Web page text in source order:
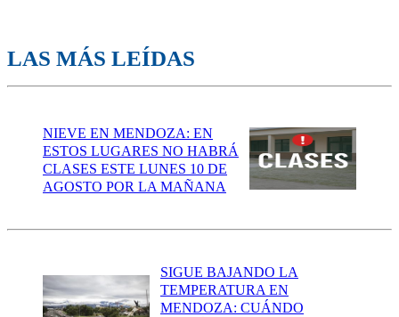
LAS MÁS LEÍDAS
NIEVE EN MENDOZA: EN
ESTOS LUGARES NO HABRÁ
CLASES ESTE LUNES 10 DE
AGOSTO POR LA MAÑANA
SIGUE BAJANDO LA
TEMPERATURA EN
MENDOZA: CUÁNDO